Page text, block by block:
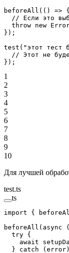
beforeAll (() => {
// Если это
  throw
new
});
test ( "этот тест
// Этот не
});
1
2
3
4
5
6
7
8
9
10
Для лучшей
test.ts
ts
import {
beforeAll ( async
  try
{
    await
  }
catch